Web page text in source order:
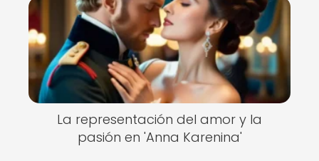
La representación del amor y la
pasión en 'Anna Karenina'